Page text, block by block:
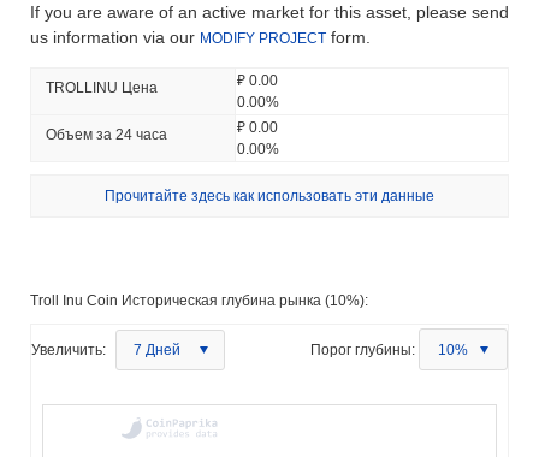
If you are aware of an active market for this asset, please send
us information via our MODIFY PROJECT form.
TROLLINU Цена
₽ 0.00
0.00%
Объем за 24 часа
₽ 0.00
0.00%
Прочитайте здесь как использовать эти данные
Troll Inu Coin Историческая глубина рынка (10%):
Увеличить: 7 Дней Порог глубины: 10%